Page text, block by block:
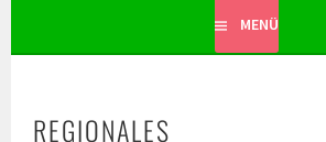
MENÜ
REGIONALES